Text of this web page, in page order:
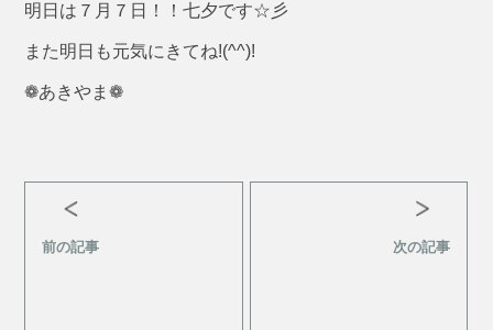
明日は７月７日！！七夕です☆彡
また明日も元気にきてね!(^^)!
❁あきやま❁
前の記事 次の記事